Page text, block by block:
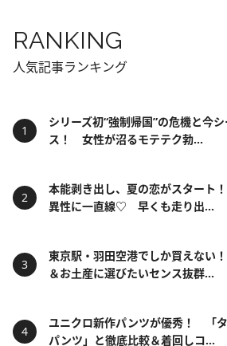
RANKING
人気記事ランキング
シリーズ初“強制帰国”の危機と今
ス！ 女性が沼るモテテク勃...
本能剥き出し、夏の恋がスタート
異性に一直線♡ 早くも走り出...
東京駅・羽田空港でしか買えない
＆お土産に選びたいセンス抜群...
ユニクロ新作パンツが優秀！ 「
パンツ」と徹底比較＆着回しコ...